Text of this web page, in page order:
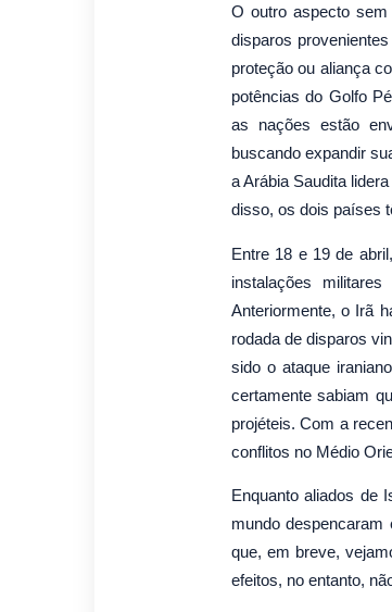
O outro aspecto sem
disparos
proteção ou aliança
potências do Golfo
as nações estão
buscando expandir
a Arábia Saudita
disso, os dois países
Entre 18 e 19 de
instalações
Anteriormente, o Irã
rodada de disparos
sido o ataque
certamente sabiam
projéteis. Com a
conflitos no Médio
Enquanto aliados de
mundo
que, em breve,
efeitos, no entanto,